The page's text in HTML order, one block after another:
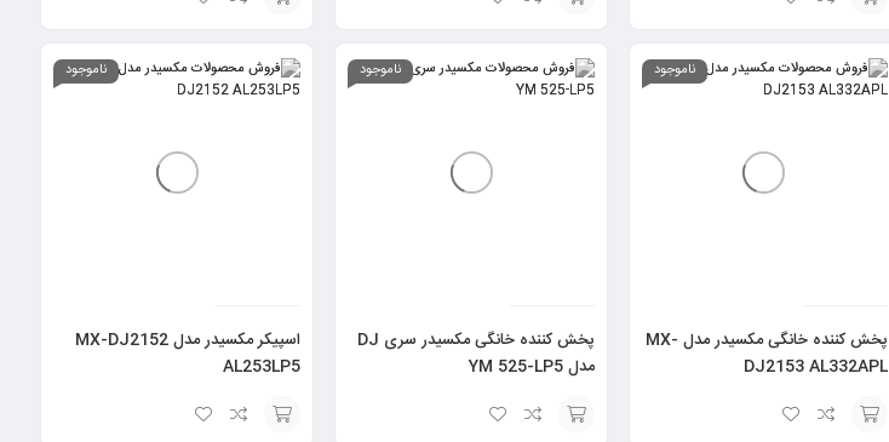
گزینه
گزینه
گزینه
ناموجود
پخش کننده خانگی مکسیدر مدل MX-
DJ2153 AL332APL
ناموجود
پخش کننده خانگی مکسیدر سری DJ
مدل YM 525-LP5
ناموجود
اسپیکر مکسیدر مدل MX-DJ2152
AL253LP5